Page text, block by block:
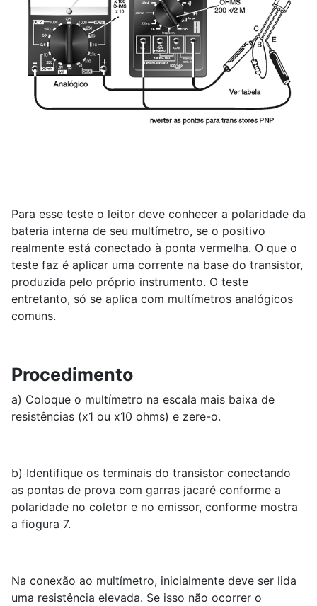
Para esse teste o leitor deve conhecer a polaridade da
bateria interna de seu multímetro, se o positivo
realmente está conectado à ponta vermelha. O que o
teste faz é aplicar uma corrente na base do transistor,
produzida pelo próprio instrumento. O teste
entretanto, só se aplica com multímetros analógicos
comuns.
Procedimento
a) Coloque o multímetro na escala mais baixa de
resistências (x1 ou x10 ohms) e zere-o.
b) Identifique os terminais do transistor conectando
as pontas de prova com garras jacaré conforme a
polaridade no coletor e no emissor, conforme mostra
a fiogura 7.
Na conexão ao multímetro, inicialmente deve ser lida
uma resistência elevada. Se isso não ocorrer o